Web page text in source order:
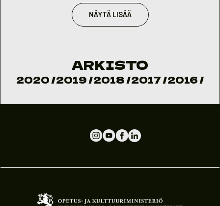
NÄYTÄ LISÄÄ
ARKISTO
2020/2019/2018/2017/2016/